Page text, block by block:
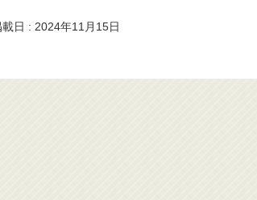
載日 : 2024年11月15日